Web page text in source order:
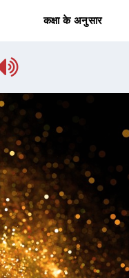
कक्षा के अनुसार